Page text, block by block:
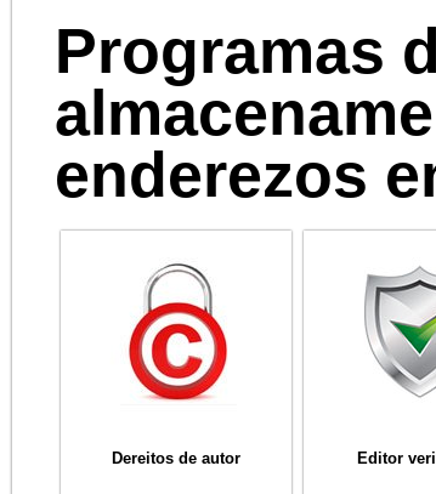
Programas
enderezos
Dereitos de autor Editor